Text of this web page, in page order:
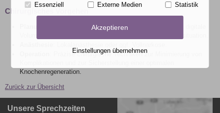
Chirurgisches Vorgehen
: Gründliche Diagnostik mittels Bildgebung, z. B. digitale
: Präzise chirurgische Techniken zur Minimierung von
Knochenregeneration.
Zurück zur Übersicht
Unsere Sprechzeiten
Essenziell Externe Medien Statistik
Akzeptieren
Einstellungen übernehmen